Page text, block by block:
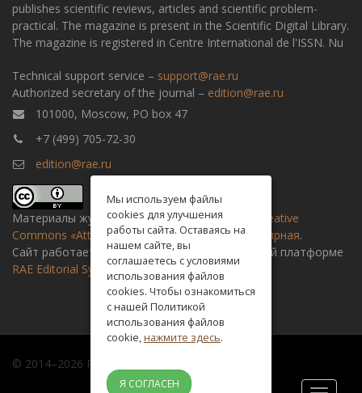
publishes scientific reviews, articles and scientific problem-
practical. The magazine is present in the Scientific Digital Library.
The magazine is registered in Centre International de l'ISSN. Nu
Technical support service – support@rae.ru
Authorized secretary of the journal – edition@rae.ru
101000, Moscow, PO box 47
+7 (499) 705-72-30
edition@rae.ru
Материалы журнала доступны полицензии Creative
Commons «Attribution» («Атрибуция») 4.0 Всемирная.
Сайт работает на универсальной издательской платформе
RAE Editorial System
© 2014–2026 Russian academy of natural history
Мы используем файлы
cookies для улучшения
работы сайта. Оставаясь на
нашем сайте, вы
соглашаетесь с условиями
использования файлов
cookies. Чтобы ознакомиться
с нашей Политикой
использования файлов
cookie,нажмите здесь.
Я СОГЛАСЕН